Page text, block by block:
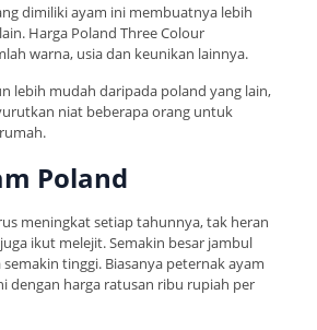
dimiliki ayam ini membuatnya lebih
Harga Poland Three Colour
warna, usia dan keunikan lainnya.
lebih mudah daripada poland yang lain,
niat beberapa orang untuk
Poland
meningkat setiap tahunnya, tak heran
ikut melejit. Semakin besar jambul
tinggi. Biasanya peternak ayam
dengan harga ratusan ribu rupiah per